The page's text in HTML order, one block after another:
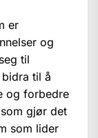
er
og
til
til å
og forbedre
gjør det
som lider